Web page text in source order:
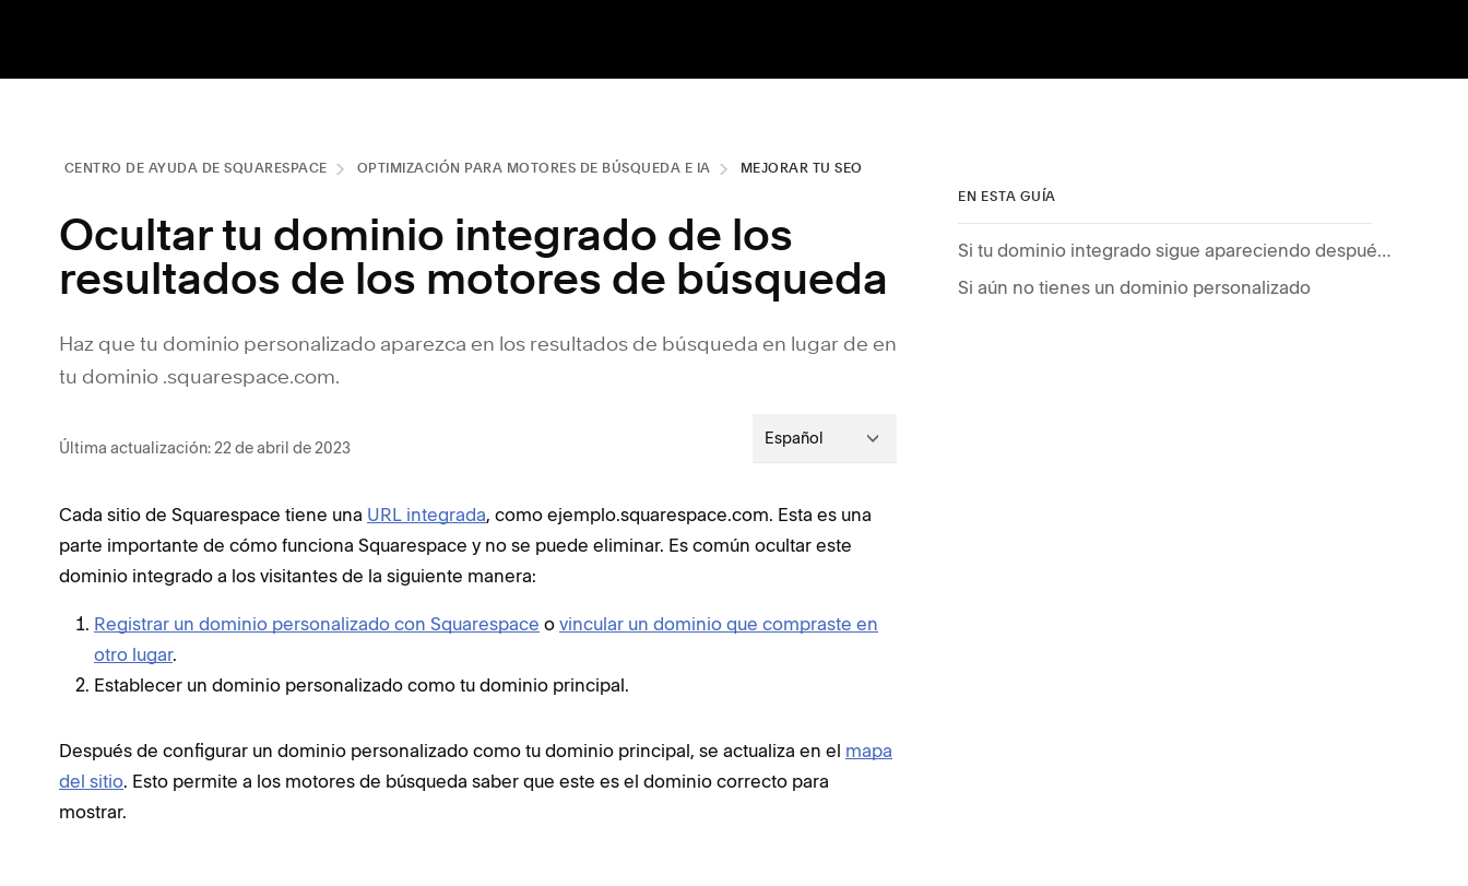
CENTRO DE AYUDA DE SQUARESPACE OPTIMIZACIÓN PARA MOTORES DE BÚSQUEDA E IA MEJORAR TU SEO
Ocultar tu dominio integrado de los
resultados de los motores de búsqueda
Haz que tu dominio personalizado aparezca en los resultados de búsqueda en lugar de en
tu dominio .squarespace.com.
Última actualización: 22 de abril de 2023 Español
Cada sitio de Squarespace tiene una URL integrada, como ejemplo.squarespace.com. Esta es una
parte importante de cómo funciona Squarespace y no se puede eliminar. Es común ocultar este
dominio integrado a los visitantes de la siguiente manera:
Registrar un dominio personalizado con Squarespace o vincular un dominio que compraste en
otro lugar.
Establecer un dominio personalizado como tu dominio principal.
Después de configurar un dominio personalizado como tu dominio principal, se actualiza en el mapa
del sitio. Esto permite a los motores de búsqueda saber que este es el dominio correcto para
mostrar.
EN ESTA GUÍA
Si tu dominio integrado sigue apareciendo después de agregar un dominio personalizado
Si aún no tienes un dominio personalizado